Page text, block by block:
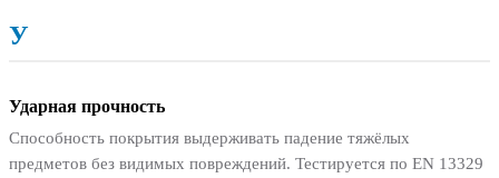
У
Ударная прочность
Способность покрытия выдерживать падение тяжёлых
предметов без видимых повреждений. Тестируется по EN 13329